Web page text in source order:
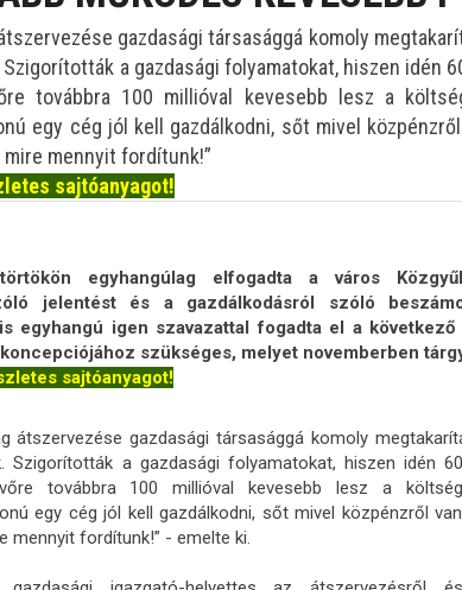
gazdasági társasággá komoly
a gazdasági folyamatokat, hiszen idén
továbbra 100 millióval kevesebb lesz a
egy cég jól kell gazdálkodni, sőt mivel
mennyit fordítunk!”
sajtóanyagot!
egyhangúlag elfogadta a város
jelentést és a gazdálkodásról szóló
egyhangú igen szavazattal fogadta el a
szükséges, melyet novemberben
sajtóanyagot!
átszervezése gazdasági társasággá komoly
Szigorították a gazdasági folyamatokat, hiszen idén
továbbra 100 millióval kevesebb lesz a
egy cég jól kell gazdálkodni, sőt mivel közpénzről
mennyit fordítunk!” - emelte ki.